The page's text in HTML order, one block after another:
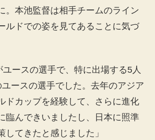
。本池監督は相手チームのライン
ルドでの姿を見てあることに気づ
ユースの選手で、特に出場する5人
ースの選手でした。去年のアジア
ドカップを経験して、さらに進化
臨んできいましたし、日本に照準
してきたと感じました」